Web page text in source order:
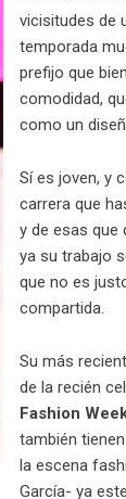
vicisitudes de
temporada
prefijo que
comodidad,
como un
Sí es joven, y
carrera que
y de esas que
ya su trabajo
que no es
compartida.
Su más
de la recién
Fashion
también
la escena
García- ya este